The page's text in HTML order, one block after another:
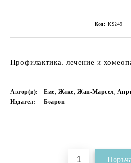
Код: KS249
Профилактика, лечение и
Автор(и):
Еме, Жаке, Жан-Марсел,
Издател:
Боарон